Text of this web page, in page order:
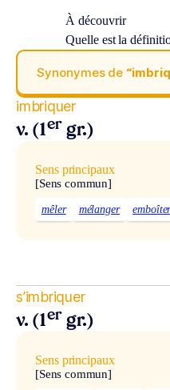
À découvrir
Quelle est la
Synonymes de
imbriquer
v. (1er gr.)
Sens principaux
[Sens commun]
mêler mélanger
s’imbriquer
v. (1er gr.)
Sens principaux
[Sens commun]